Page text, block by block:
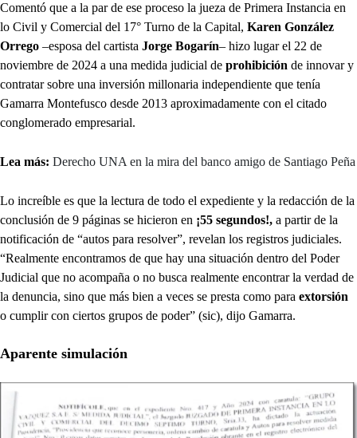
Comentó que a la par de ese proceso la jueza de Primera Instancia en
lo Civil y Comercial del 17° Turno de la Capital, Karen González
Orrego –esposa del cartista Jorge Bogarín– hizo lugar el 22 de
noviembre de 2024 a una medida judicial de prohibición de innovar y
contratar sobre una inversión millonaria independiente que tenía
Gamarra Montefusco desde 2013 aproximadamente con el citado
conglomerado empresarial.
Lea más: Derecho UNA en la mira del banco amigo de Santiago Peña
Lo increíble es que la lectura de todo el expediente y la redacción de la
conclusión de 9 páginas se hicieron en ¡55 segundos!, a partir de la
notificación de “autos para resolver”, revelan los registros judiciales.
“Realmente encontramos de que hay una situación dentro del Poder
Judicial que no acompaña o no busca realmente encontrar la verdad de
la denuncia, sino que más bien a veces se presta como para extorsión
o cumplir con ciertos grupos de poder” (sic), dijo Gamarra.
Aparente simulación